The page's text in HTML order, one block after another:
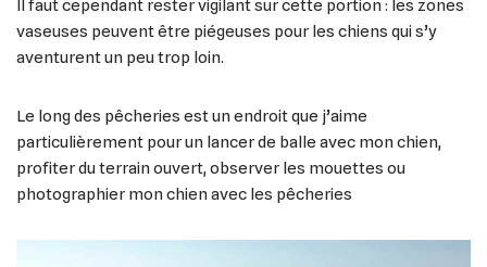
Il faut cependant rester vigilant sur cette portion : les zones
vaseuses peuvent être piégeuses pour les chiens qui s’y
aventurent un peu trop loin.
Le long des pêcheries est un endroit que j’aime
particulièrement pour un lancer de balle avec mon chien,
profiter du terrain ouvert, observer les mouettes ou
photographier mon chien avec les pêcheries